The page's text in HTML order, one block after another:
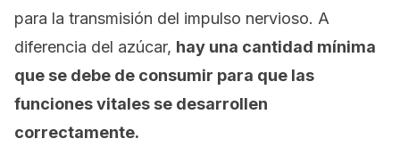
para la transmisión del impulso nervioso. A
diferencia del azúcar, hay una cantidad mínima
que se debe de consumir para que las
funciones vitales se desarrollen
correctamente.